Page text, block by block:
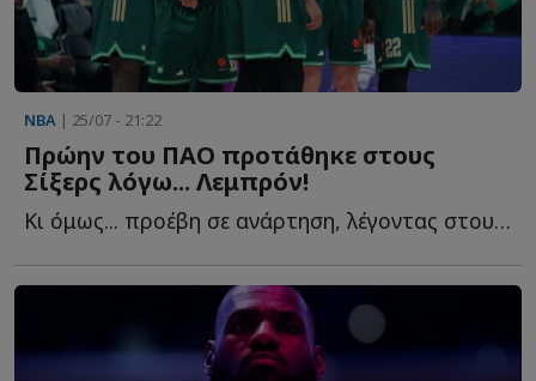
NBA | 25/07 - 21:22
Πρώην του ΠΑΟ προτάθηκε στους
Σίξερς λόγω... Λεμπρόν!
Κι όμως... προέβη σε ανάρτηση, λέγοντας στους Σίξερς ό...